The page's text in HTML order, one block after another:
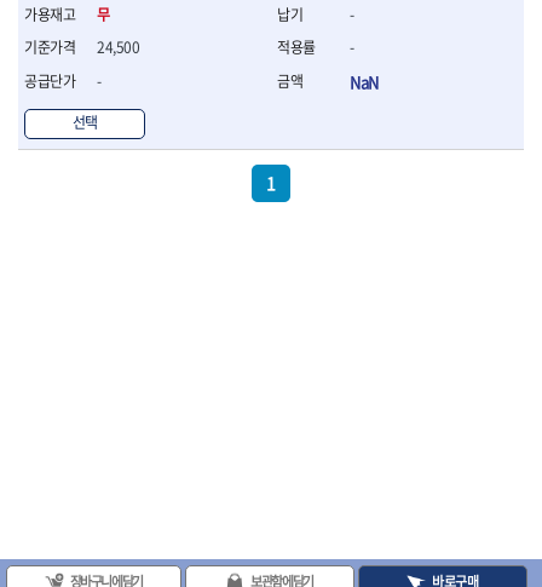
- 방폭비트소켓
- 방폭아답타
- 방폭T렌치
- 방폭드라이버
- 방폭펀치
- 절연포지비트소켓
- 핀펀치
- 센타펀치
무
24,500
-
선택
-
-
NaN
1
장바구니에 담기 보관함에 담기 바로구매